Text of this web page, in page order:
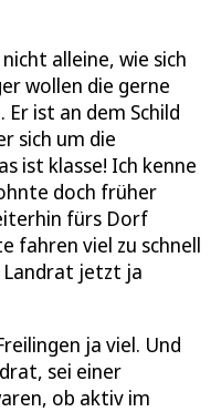
alleine, wie sich
wollen die gerne
ist an dem Schild
sich um die
ist klasse! Ich kenne
doch früher
fürs Dorf
fahren viel zu schnell
Landrat jetzt ja
ja viel. Und
sei einer
ob aktiv im